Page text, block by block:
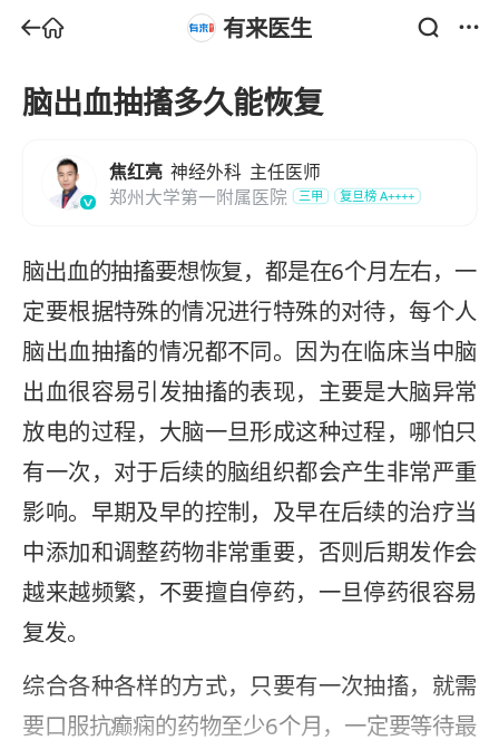
有来医生
脑出血抽搐多久能恢复
焦红亮 神经外科 主任医师
郑州大学第一附属医院
三甲 复旦榜A++++
脑出血的抽搐要想恢复，都是在6个月左右，一
定要根据特殊的情况进行特殊的对待，每个人
脑出血抽搐的情况都不同。因为在临床当中脑
出血很容易引发抽搐的表现，主要是大脑异常
放电的过程，大脑一旦形成这种过程，哪怕只
有一次，对于后续的脑组织都会产生非常严重
影响。早期及早的控制，及早在后续的治疗当
中添加和调整药物非常重要，否则后期发作会
越来越频繁，不要擅自停药，一旦停药很容易
复发。
综合各种各样的方式，只要有一次抽搐，就需
要口服抗癫痫的药物至少6个月，一定要等待最